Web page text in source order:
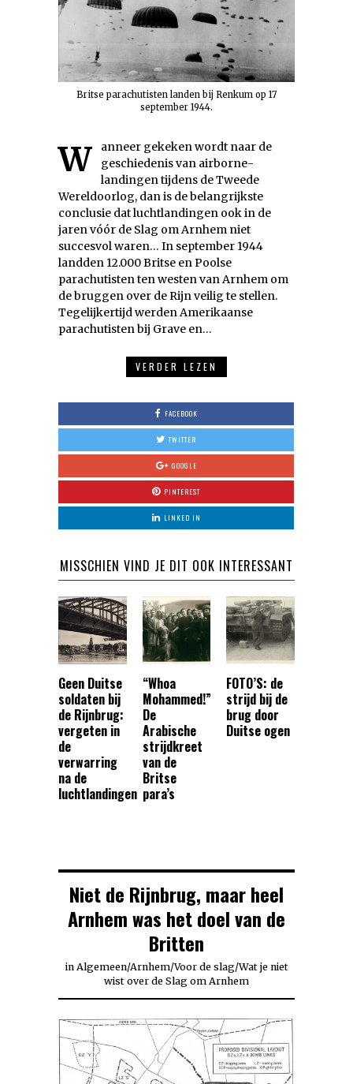
Britse parachutisten landen bij Renkum op 17
september 1944.
Wanneer gekeken wordt naar de
geschiedenis van airborne-
landingen tijdens de Tweede
Wereldoorlog, dan is de belangrijkste
conclusie dat luchtlandingen ook in de
jaren vóór de Slag om Arnhem niet
succesvol waren… In september 1944
landden 12.000 Britse en Poolse
parachutisten ten westen van Arnhem om
de bruggen over de Rijn veilig te stellen.
Tegelijkertijd werden Amerikaanse
parachutisten bij Grave en…
VERDER LEZEN
FACEBOOK
TWITTER
GOOGLE
PINTEREST
LINKED IN
MISSCHIEN VIND JE DIT OOK INTERESSANT
Geen Duitse
soldaten bij
de Rijnbrug:
vergeten in
de
verwarring
na de
luchtlandingen
“Whoa
Mohammed!”
De
Arabische
strijdkreet
van de
Britse
para’s
FOTO’S: de
strijd bij de
brug door
Duitse ogen
Niet de Rijnbrug, maar heel
Arnhem was het doel van de
Britten
in Algemeen/Arnhem/Voor de slag/Wat je niet
wist over de Slag om Arnhem